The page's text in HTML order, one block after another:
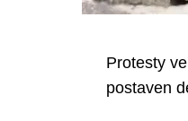
Protesty
postaven